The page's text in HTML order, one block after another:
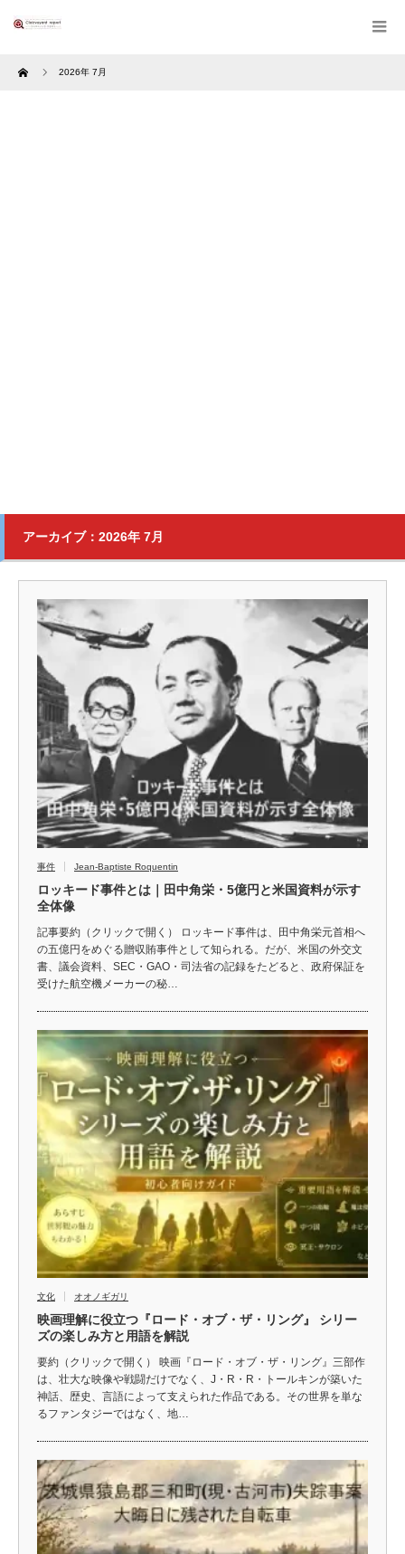
Home 2026年 7月
アーカイブ：2026年 7月
事件 Jean-Baptiste Roquentin
ロッキード事件とは｜田中角栄・5億円と米国資料が示す
全体像
記事要約（クリックで開く） ロッキード事件は、田中角栄元首相へ
の五億円をめぐる贈収賄事件として知られる。だが、米国の外交文
書、議会資料、SEC・GAO・司法省の記録をたどると、政府保証を
受けた航空機メーカーの秘…
文化 オオノギガリ
映画理解に役立つ『ロード・オブ・ザ・リング』 シリー
ズの楽しみ方と用語を解説
要約（クリックで開く） 映画『ロード・オブ・ザ・リング』三部作
は、壮大な映像や戦闘だけでなく、J・R・R・トールキンが築いた
神話、歴史、言語によって支えられた作品である。その世界を単な
るファンタジーではなく、地…